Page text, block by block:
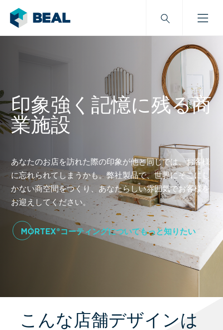
印象強く記憶に残る商
業施設
あなたのお店を訪れた際の印象が他と同じでは、お客様
に忘れられてしまうかも。弊社製品で、世界にそこにし
かない商空間をつくり、あなたらしい雰囲気でお客様を
お迎えしてください。
MORTEX®コーティングについてもっと知りたい
こんな店舗デザインは